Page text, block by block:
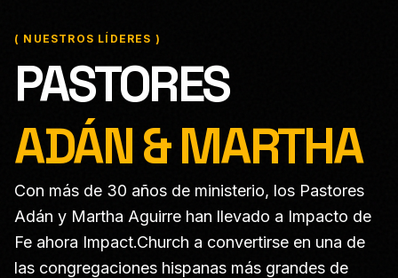
( NUESTROS LÍDERES )
PASTORES
ADÁN & MARTHA
Con más de 30 años de ministerio, los Pastores
Adán y Martha Aguirre han llevado a Impacto de
Fe ahora Impact.Church a convertirse en una de
las congregaciones hispanas más grandes de